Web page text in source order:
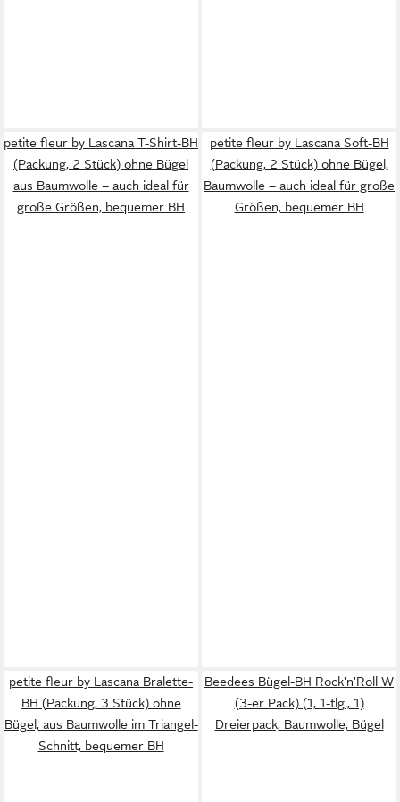
petite fleur by Lascana T-Shirt-BH
(Packung, 2 Stück) ohne Bügel
aus Baumwolle – auch ideal für
große Größen, bequemer BH
petite fleur by Lascana Soft-BH
(Packung, 2 Stück) ohne Bügel,
Baumwolle – auch ideal für große
Größen, bequemer BH
petite fleur by Lascana Bralette-
BH (Packung, 3 Stück) ohne
Bügel, aus Baumwolle im Triangel-
Schnitt, bequemer BH
Beedees Bügel-BH Rock'n'Roll W
(3-er Pack) (1, 1-tlg., 1)
Dreierpack, Baumwolle, Bügel